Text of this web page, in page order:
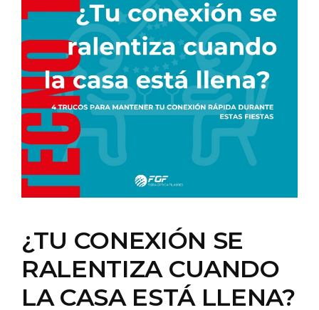
¿TU CONEXIÓN SE
RALENTIZA CUANDO
LA CASA ESTÁ LLENA?